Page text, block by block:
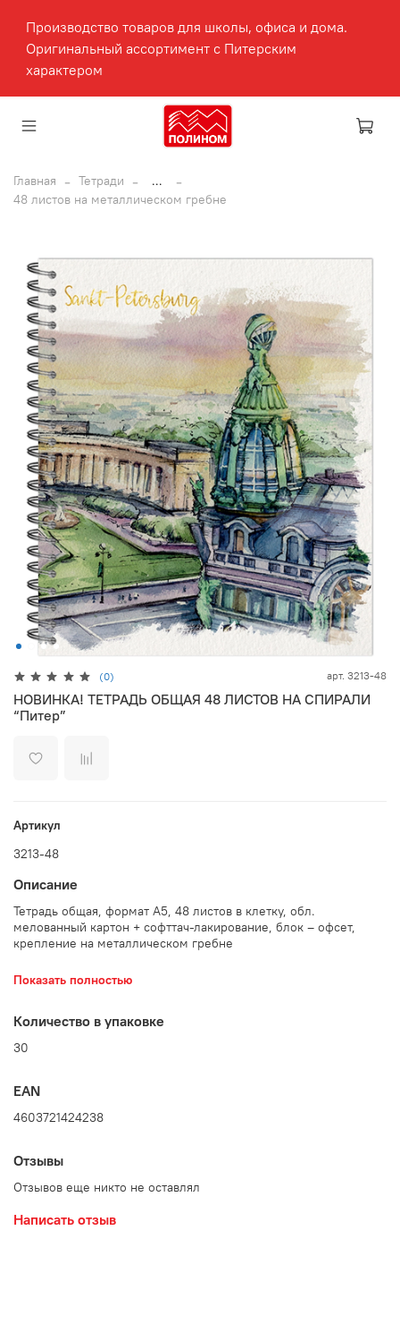
Производство товаров для школы, офиса и дома.
Оригинальный ассортимент с Питерским
характером
Главная Тетради
...
48 листов на металлическом гребне
(0) арт. 3213-48
НОВИНКА! ТЕТРАДЬ ОБЩАЯ 48 ЛИСТОВ НА СПИРАЛИ
“Питер”
Артикул
3213-48
Описание
Тетрадь общая, формат А5, 48 листов в клетку, обл.
мелованный картон + софттач-лакирование, блок – офсет,
крепление на металлическом гребне
Количество в упаковке: 30 шт.
Показать полностью
Количество в упаковке
30
EAN
4603721424238
Отзывы
Отзывов еще никто не оставлял
Написать отзыв